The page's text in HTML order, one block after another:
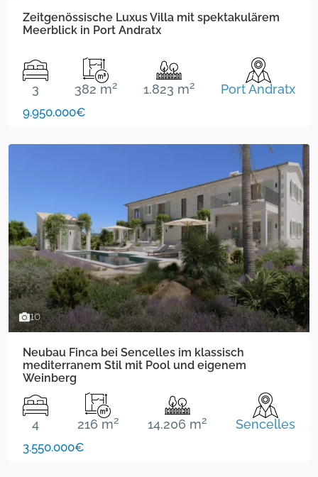
Zeitgenössische Luxus Villa mit spektakulärem
Meerblick in Port Andratx
3 382 m2 1.823 m2 Port Andratx
9.950.000€
10
Neubau Finca bei Sencelles im klassisch
mediterranem Stil mit Pool und eigenem
Weinberg
4 216 m2 14.206 m2 Sencelles
3.550.000€